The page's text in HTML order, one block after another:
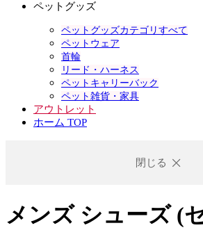
ペットグッズ
ペットグッズカテゴリすべて
ペットウェア
首輪
リード・ハーネス
ペットキャリーバック
ペット雑貨・家具
アウトレット
ホーム TOP
閉じる
メンズ シューズ (